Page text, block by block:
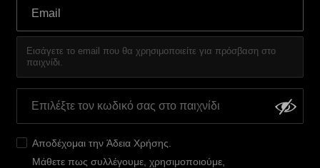
Εισάγετε το email που θα χρησιμοποιείτε για πρόσβαση στο
παιχνίδι.
Αποδέχομαι την Άδεια Χρήσης
Μάθετε πως συλλέγουμε, χρησιμοποιούμε,